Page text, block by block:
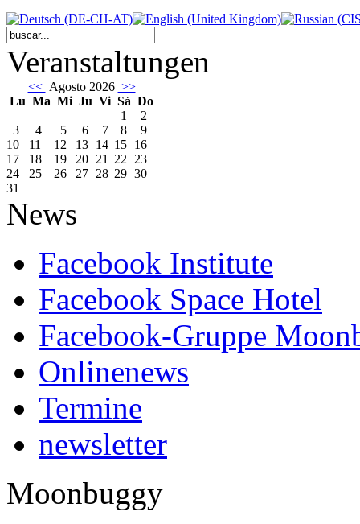
Veranstaltungen
<< Agosto 2026 >>
Lu Ma Mi Ju Vi Sá Do
1
2
3
4 5 6 7 8
9
10
11 12 13 14 15 16
17
18 19 20 21 22 23
24
25 26 27 28 29 30
31
News
Facebook Institute
Facebook Space Hotel
Facebook-Gruppe
Onlinenews
Termine
newsletter
Moonbuggy